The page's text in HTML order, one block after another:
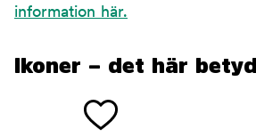
information här.
Ikoner – det här